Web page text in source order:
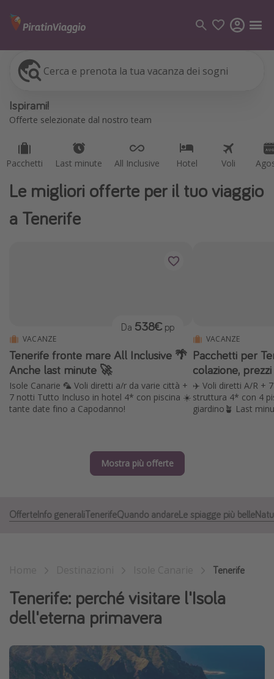
Cerca e prenota la tua vacanza dei sogni
Ispirami!
Offerte selezionate dal nostro team
Pacchetti Last minute All Inclusive Hotel Voli
Pacchetti
Voli
Vacanze
Tunisia
Malta
Canarie
Capo Verde
Vacanze di Pasqua 2026
Viaggi per single
Travel magazine
Le migliori offerte per il tuo viaggio
a Tenerife
VACANZE
Tenerife fronte mare All Inclusive 🌴
Anche last minute 🚀
Isole Canarie 🦜 Voli diretti a/r da varie città +
7 notti Tutto Incluso in hotel 4* con piscina ☀️
tante date fino a Capodanno!
Da 538€ pp
VACANZE
Pacchetti per
colazione,
✈️ Voli diretti A/R +
struttura 4* con 4
giardino🪴 Last
Mostra più offerte
OfferteInfo generaliTenerifeQuando andareLe spiagge più belle
Tenerife
Tenerife: perché visitare l'Isola
dell'eterna primavera